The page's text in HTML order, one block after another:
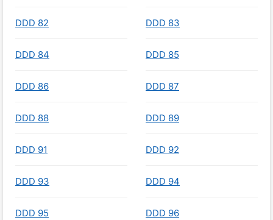
DDD 82 DDD 83
DDD 84 DDD 85
DDD 86 DDD 87
DDD 88 DDD 89
DDD 91 DDD 92
DDD 93 DDD 94
DDD 95 DDD 96